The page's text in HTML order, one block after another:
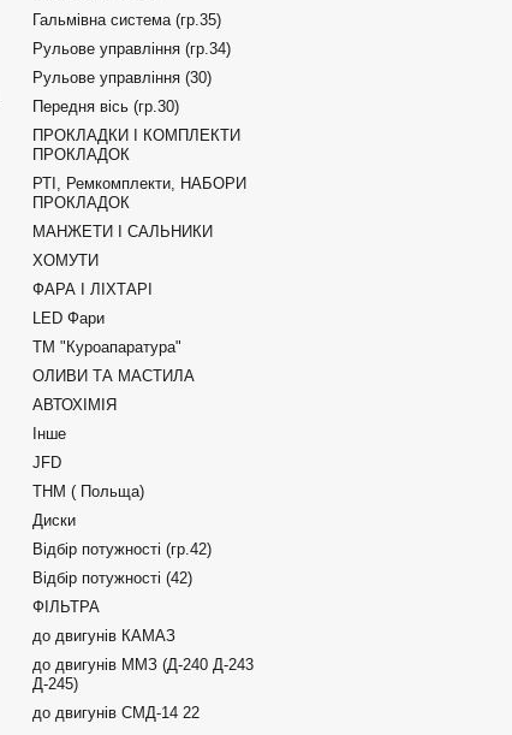
Гальмівна система (гр.35)
Рульове управління (гр.34)
Рульове управління (30)
Передня вісь (гр.30)
ПРОКЛАДКИ І КОМПЛЕКТИ
ПРОКЛАДОК
РТІ, Ремкомплекти, НАБОРИ
ПРОКЛАДОК
МАНЖЕТИ І САЛЬНИКИ
ХОМУТИ
ФАРА І ЛІХТАРІ
LED Фари
ТМ "Куроапаратура"
ОЛИВИ ТА МАСТИЛА
АВТОХІМІЯ
Інше
JFD
ТНМ ( Польща)
Диски
Відбір потужності (гр.42)
Відбір потужності (42)
ФІЛЬТРА
до двигунів КАМАЗ
до двигунів ММЗ (Д-240 Д-243
Д-245)
до двигунів СМД-14 22